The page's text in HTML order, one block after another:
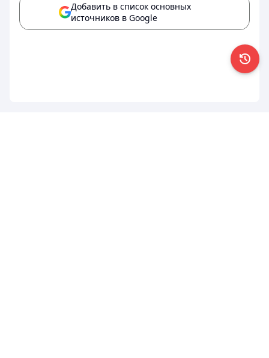
Добавить в список основных
источников в Google